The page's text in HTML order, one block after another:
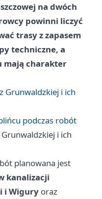
na dwóch
powinni liczyć
trasy z zapasem
techniczne, a
mają charakter
Grunwaldzkiej i ich
podczas robót
i ich
planowana jest
kanalizacji
i Wigury oraz